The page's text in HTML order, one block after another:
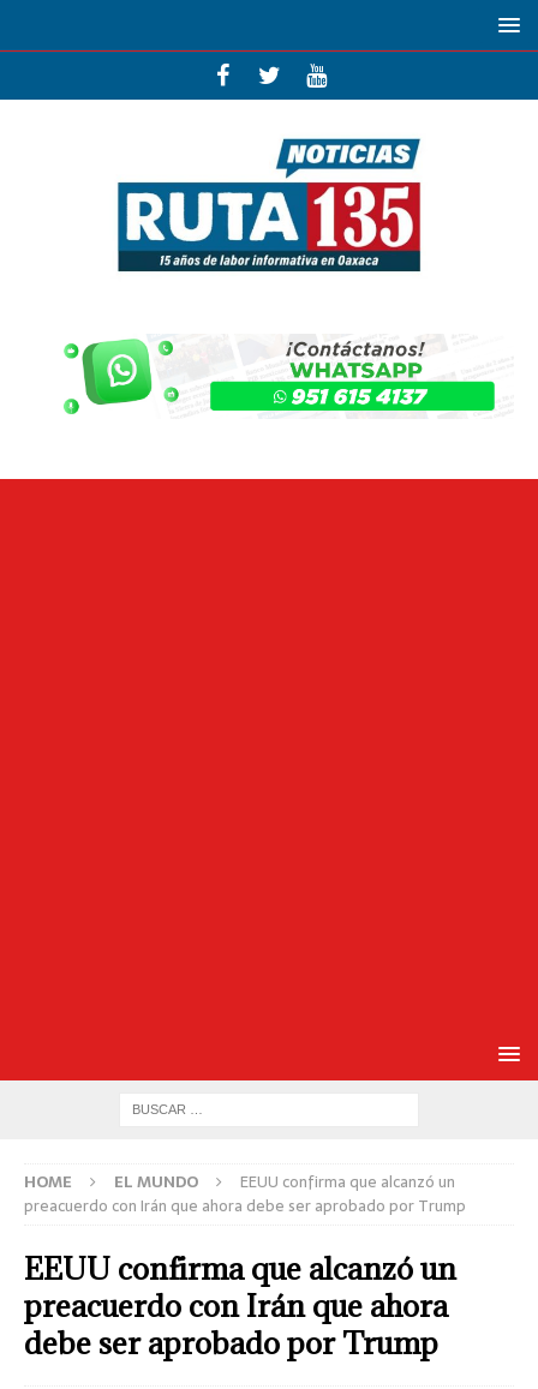
HOME EL MUNDO
EEUU confirma que alcanzó un
preacuerdo con Irán que ahora debe ser aprobado por Trump
EEUU confirma que alcanzó un
preacuerdo con Irán que ahora
debe ser aprobado por Trump